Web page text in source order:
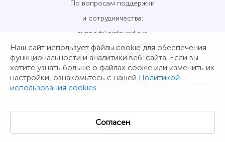
Наш сайт использует файлы cookie для обеспечения
функциональности и аналитики веб-сайта. Если вы
хотите узнать больше о файлах cookie или изменить их
настройки, ознакомьтесь с нашей Политикой
использования cookies.
Согласен
По вопросам поддержки
и сотрудничества:
support@gisfound.org
Юридическая информация
Политика в отношении обработки персональных данных
© Фонд развития геоинформационных технологий